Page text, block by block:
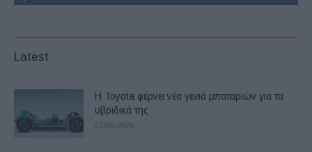
Latest
Η Toyota φέρνει νέα γενιά μπαταριών για τα
υβριδικά της
07/08/2026